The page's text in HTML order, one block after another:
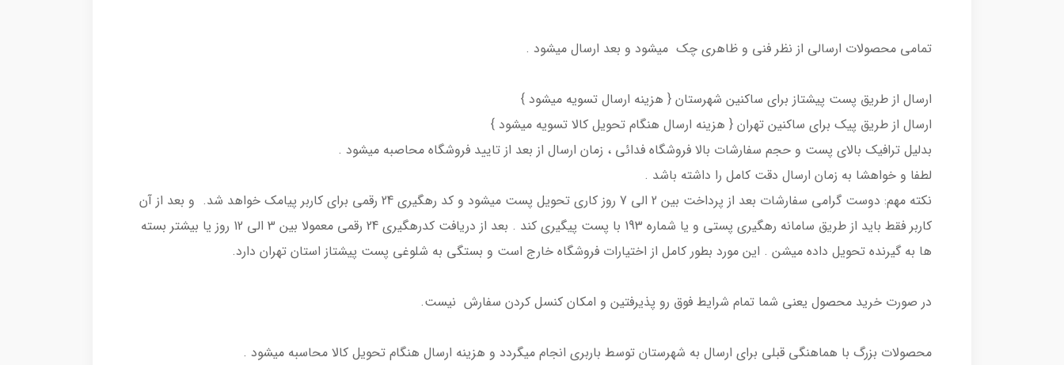
تمامی محصولات ارسالی از نظر فنی و ظاهری چک میشود و بعد ارسال میشود .
ارسال از طریق پست پیشتاز برای ساکنین شهرستان { هزینه ارسال تسویه میشود }
ارسال از طریق پیک برای ساکنین تهران { هزینه ارسال هنگام تحویل کالا تسویه میشود }
بدلیل ترافیک بالای پست و حجم سفارشات بالا فروشگاه فدائی ، زمان ارسال از بعد از تایید فروشگاه محاصبه میشود .
لطفا و خواهشا به زمان ارسال دقت کامل را داشته باشد .
نکته مهم: دوست گرامی سفارشات بعد از پرداخت بین 2 الی 7 روز کاری تحویل پست میشود و کد رهگیری 24 رقمی برای کاربر پیامک خواهد شد. و بعد از آن
کاربر فقط باید از طریق سامانه رهگیری پستی و یا شماره 193 با پست پیگیری کند . بعد از دریافت کدرهگیری 24 رقمی معمولا بین 3 الی 12 روز یا بیشتر بسته
ها به گیرنده تحویل داده میشن . این مورد بطور کامل از اختیارات فروشگاه خارج است و بستگی به شلوغی پست پیشتاز استان تهران دارد.
در صورت خرید محصول یعنی شما تمام شرایط فوق رو پذیرفتین و امکان کنسل کردن سفارش نیست.
محصولات بزرگ با هماهنگی قبلی برای ارسال به شهرستان توسط باربری انجام میگردد و هزینه ارسال هنگام تحویل کالا محاسبه میشود .